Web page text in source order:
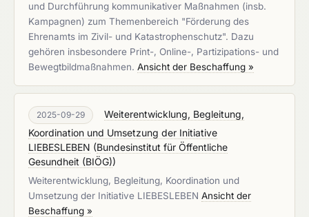
und Durchführung kommunikativer Maßnahmen (insb.
Kampagnen) zum Themenbereich "Förderung des
Ehrenamts im Zivil- und Katastrophenschutz". Dazu
gehören insbesondere Print-, Online-, Partizipations- und
Bewegtbildmaßnahmen. Ansicht der Beschaffung »
2025-09-29
Weiterentwicklung, Begleitung,
Koordination und Umsetzung der Initiative
LIEBESLEBEN (Bundesinstitut für Öffentliche
Gesundheit (BIÖG))
Weiterentwicklung, Begleitung, Koordination und
Umsetzung der Initiative LIEBESLEBEN Ansicht der
Beschaffung »